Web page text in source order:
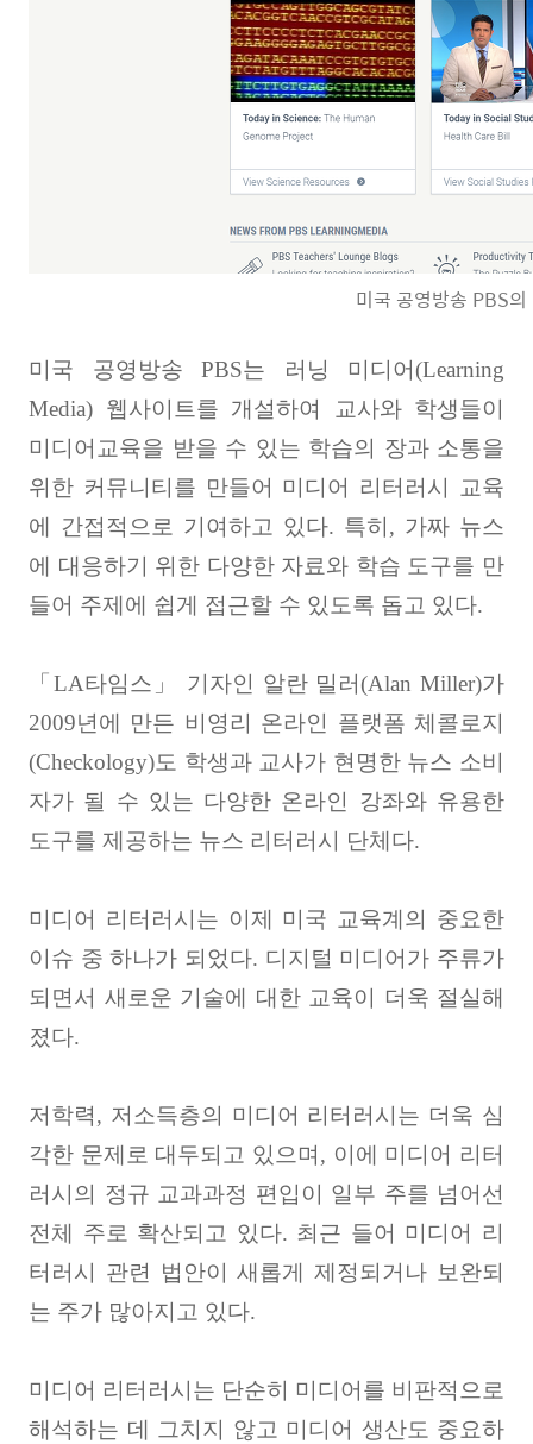
미국 공영방송 PBS
미국 공영방송 PBS는 러닝 미디어(Learning
Media) 웹사이트를 개설하여 교사와 학생들이
미디어교육을 받을 수 있는 학습의 장과 소통을
위한 커뮤니티를 만들어 미디어 리터러시 교육
에 간접적으로 기여하고 있다. 특히 , 가짜 뉴스
에 대응하기 위한 다양한 자료와 학습 도구를 만
들어 주제에 쉽게 접근할 수 있도록 돕고 있다.
「 LA타임스 」 기자인 알란 밀러(Alan Miller)가
2009년에 만든 비영리 온라인 플랫폼 체콜로지
(Checkology)도 학생과 교사가 현명한 뉴스 소비
자가 될 수 있는 다양한 온라인 강좌와 유용한
도구를 제공하는 뉴스 리터러시 단체다.
미디어 리터러시는 이제 미국 교육계의 중요한
이슈 중 하나가 되었다. 디지털 미디어가 주류가
되면서 새로운 기술에 대한 교육이 더욱 절실해
졌다.
저학력, 저소득층의 미디어 리터러시는 더욱 심
각한 문제로 대두되고 있으며 , 이에 미디어 리터
러시의 정규 교과과정 편입이 일부 주를 넘어선
전체 주로 확산되고 있다. 최근 들어 미디어 리
터러시 관련 법안이 새롭게 제정되거나 보완되
는 주가 많아지고 있다.
미디어 리터러시는 단순히 미디어를 비판적으로
해석하는 데 그치지 않고 미디어 생산도 중요하